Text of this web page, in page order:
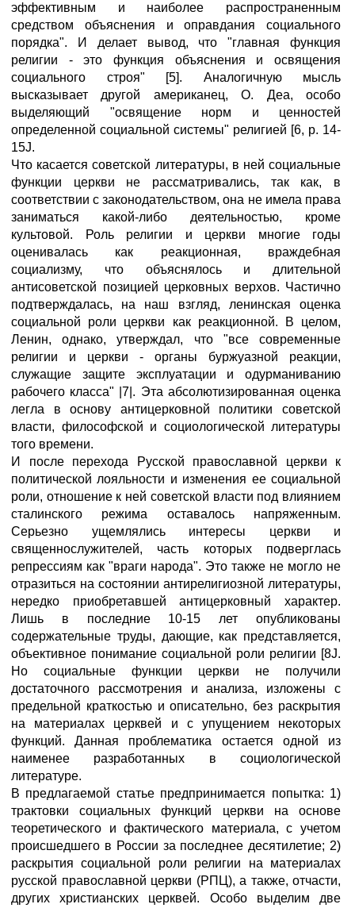
эффективным и наиболее распространенным
средством объяснения и оправдания социального
порядка". И делает вывод, что "главная функция
религии - это функция объяснения и освящения
социального строя" [5]. Аналогичную мысль
высказывает другой американец, О. Деа, особо
выделяющий "освящение норм и ценностей
определенной социальной системы" религией [6, p. 14-
15J.
Что касается советской литературы, в ней социальные
функции церкви не рассматривались, так как, в
соответствии с законодательством, она не имела права
заниматься какой-либо деятельностью, кроме
культовой. Роль религии и церкви многие годы
оценивалась как реакционная, враждебная
социализму, что объяснялось и длительной
антисоветской позицией церковных верхов. Частично
подтверждалась, на наш взгляд, ленинская оценка
социальной роли церкви как реакционной. В целом,
Ленин, однако, утверждал, что "все современные
религии и церкви - органы буржуазной реакции,
служащие защите эксплуатации и одурманиванию
рабочего класса" |7|. Эта абсолютизированная оценка
легла в основу антицерковной политики советской
власти, философской и социологической литературы
того времени.
И после перехода Русской православной церкви к
политической лояльности и изменения ее социальной
роли, отношение к ней советской власти под влиянием
сталинского режима оставалось напряженным.
Серьезно ущемлялись интересы церкви и
священнослужителей, часть которых подверглась
репрессиям как "враги народа". Это также не могло не
отразиться на состоянии антирелигиозной литературы,
нередко приобретавшей антицерковный характер.
Лишь в последние 10-15 лет опубликованы
содержательные труды, дающие, как представляется,
объективное понимание социальной роли религии [8J.
Но социальные функции церкви не получили
достаточного рассмотрения и анализа, изложены с
предельной краткостью и описательно, без раскрытия
на материалах церквей и с упущением некоторых
функций. Данная проблематика остается одной из
наименее разработанных в социологической
литературе.
В предлагаемой статье предпринимается попытка: 1)
трактовки социальных функций церкви на основе
теоретического и фактического материала, с учетом
происшедшего в России за последнее десятилетие; 2)
раскрытия социальной роли религии на материалах
русской православной церкви (РПЦ), а также, отчасти,
других христианских церквей. Особо выделим две